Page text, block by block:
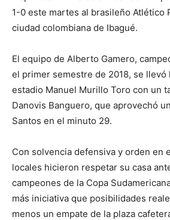
1-0 este martes al brasileño Atlético
ciudad colombiana de Ibagué.
El equipo de Alberto Gamero,
el primer semestre de 2018, se
estadio Manuel Murillo Toro con un
Danovis Banguero, que aprovechó
Santos en el minuto 29.
Con solvencia defensiva y orden en
locales hicieron respetar su casa
campeones de la Copa
más iniciativa que posibilidades
menos un empate de la plaza